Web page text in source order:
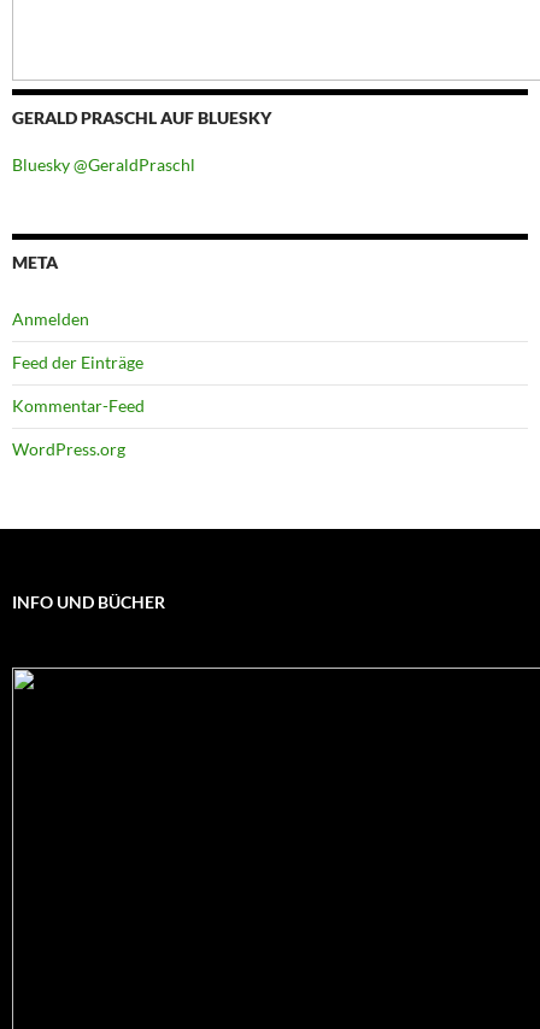
GERALD PRASCHL AUF BLUESKY
Bluesky @GeraldPraschl
META
Anmelden
Feed der Einträge
Kommentar-Feed
WordPress.org
INFO UND BÜCHER